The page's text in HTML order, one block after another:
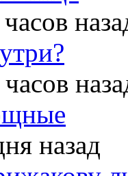
назад